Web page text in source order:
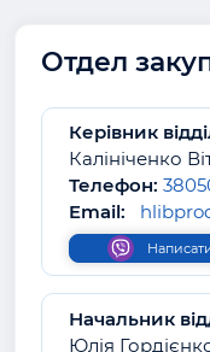
Отдел
Керівник
Калініченко
Телефон:
Email:
Начальник
Юлія